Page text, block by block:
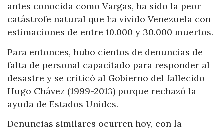
antes conocida como Vargas, ha sido la peor
catástrofe natural que ha vivido Venezuela con
estimaciones de entre 10.000 y 30.000 muertos.
Para entonces, hubo cientos de denuncias de
falta de personal capacitado para responder al
desastre y se criticó al Gobierno del fallecido
Hugo Chávez (1999-2013) porque rechazó la
ayuda de Estados Unidos.
Denuncias similares ocurren hoy, con la